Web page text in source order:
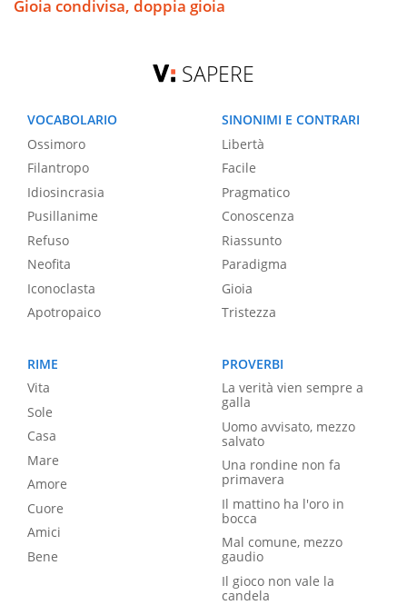
Gioia condivisa, doppia gioia
SAPERE
VOCABOLARIO
Ossimoro
Filantropo
Idiosincrasia
Pusillanime
Refuso
Neofita
Iconoclasta
Apotropaico
SINONIMI E CONTRARI
Libertà
Facile
Pragmatico
Conoscenza
Riassunto
Paradigma
Gioia
Tristezza
RIME
Vita
Sole
Casa
Mare
Amore
Cuore
Amici
Bene
PROVERBI
La verità vien sempre a
galla
Uomo avvisato, mezzo
salvato
Una rondine non fa
primavera
Il mattino ha l'oro in
bocca
Mal comune, mezzo
gaudio
Il gioco non vale la
candela